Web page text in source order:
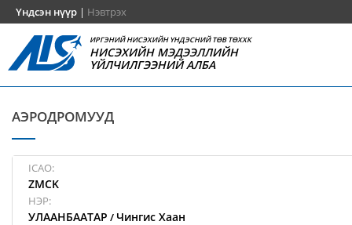
Үндсэн нүүр | Нэвтрэх
ИРГЭНИЙ НИСЭХИЙН ҮНДЭСНИЙ ТӨВ ТӨХХК
НИСЭХИЙН МЭДЭЭЛЛИЙН
ҮЙЛЧИЛГЭЭНИЙ АЛБА
АЭРОДРОМУУД
ICAO:
ZMCK
НЭР:
УЛААНБААТАР / Чингис Хаан